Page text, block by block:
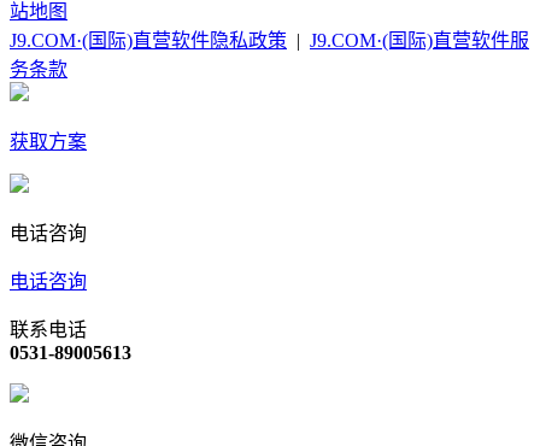
站地图
J9.COM·(国际)直营软件隐私政策
J9.COM·(国际)直营软件服
务条款
获取方案
电话咨询
电话咨询
联系电话
0531-89005613